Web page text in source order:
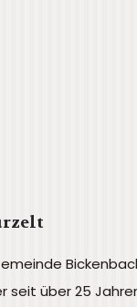
seit über 25